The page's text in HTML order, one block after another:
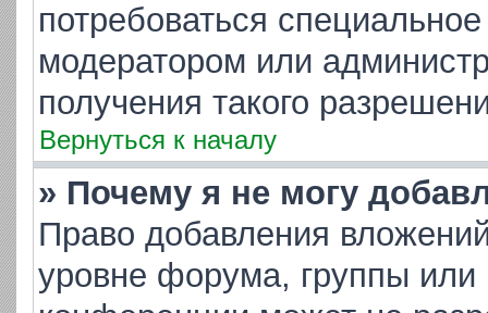
потребоваться
модератором или
получения такого
Вернуться к началу
» Почему я не могу
Право добавления
уровне форума, группы или